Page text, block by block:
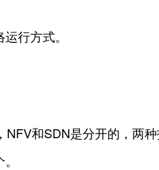
行方式。
和SDN是分开的，两